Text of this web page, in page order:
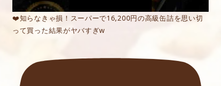
❤️知らなきゃ損！スーパーで16,200円の高級缶詰を思い切
って買った結果がヤバすぎw